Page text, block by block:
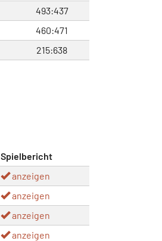
493:437
460:471
215:638
Spielbericht
anzeigen
anzeigen
anzeigen
anzeigen